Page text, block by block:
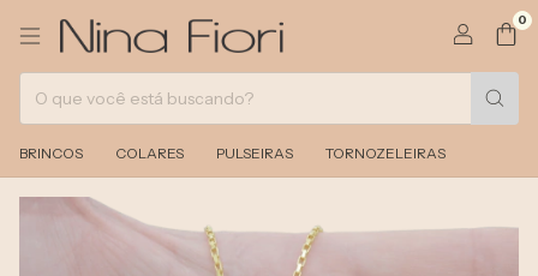
0
BRINCOS COLARES PULSEIRAS TORNOZELEIRAS